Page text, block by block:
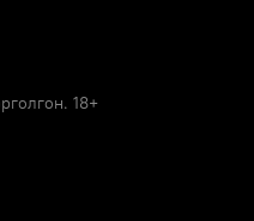
18+